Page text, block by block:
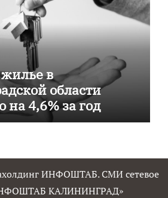
в
области
на 4,6% за год
ИНФОШТАБ. СМИ сетевое
КАЛИНИНГРАД»